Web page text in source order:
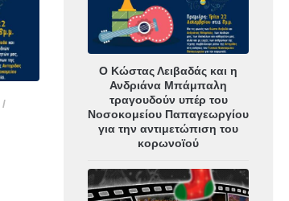
/
Ο Κώστας Λειβαδάς και η
Ανδριάνα Μπάμπαλη
τραγουδούν υπέρ του
Νοσοκομείου Παπαγεωργίου
για την αντιμετώπιση του
κορωνοϊού